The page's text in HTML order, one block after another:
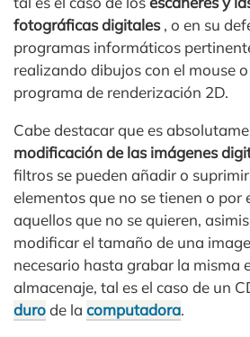
fotográficas digitales, o en su
programas informáticos
realizando dibujos con el mouse
programa de renderización 2D.
Cabe destacar que es
modificación de las imágenes
filtros se pueden añadir o
elementos que no se tienen o
aquellos que no se quieren,
modificar el tamaño de una
necesario hasta grabar la misma
almacenaje, tal es el caso de un
durode la computadora.